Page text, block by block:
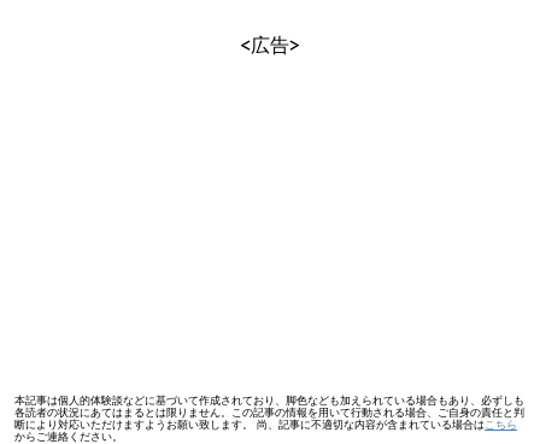
<広告>
本記事は個人的体験談などに基づいて作成されており、脚色なども加えられている場合もあり、必ずしも
各読者の状況にあてはまるとは限りません。この記事の情報を用いて行動される場合、ご自身の責任と判
断により対応いただけますようお願い致します。 尚、記事に不適切な内容が含まれている場合は こちら
からご連絡ください。